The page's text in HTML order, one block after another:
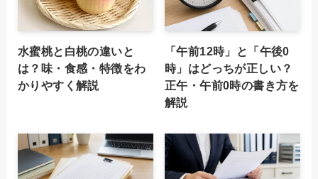
水蜜桃と白桃の違いと
は？味・食感・特徴をわ
かりやすく解説
「午前12時」と「午後0
時」はどっちが正しい？
正午・午前0時の書き方を
解説